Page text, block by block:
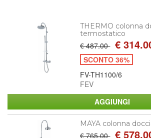
THERMO colonna
termostatico
€ 487.00 €
SCONTO 36%
FV-TH1100/6
FEV
MAYA colonna
€ 765.00 €